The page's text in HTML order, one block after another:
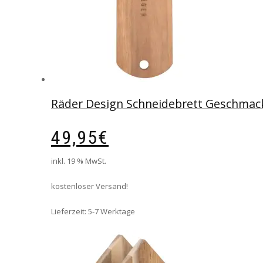
Räder Design Schneidebrett
49,95€
inkl. 19 % MwSt.
kostenloser Versand!
Lieferzeit: 5-7 Werktage